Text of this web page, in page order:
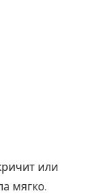
или
мягко.